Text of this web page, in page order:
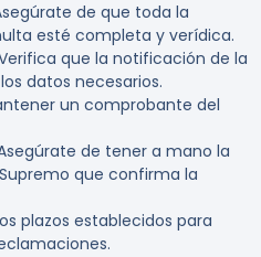
de que toda la
esté completa y verídica.
que la notificación de la
datos necesarios.
un comprobante del
de tener a mano la
que confirma la
plazos establecidos para